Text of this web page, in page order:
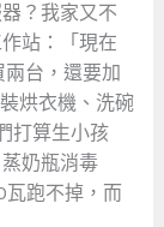
？我家又不
站：「現在
台，還要加
烘衣機、洗碗
打算生小孩
奶瓶消毒
跑不掉，而